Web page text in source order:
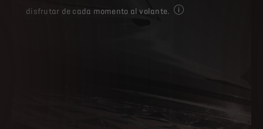
disfrutar de cada momento al volante.